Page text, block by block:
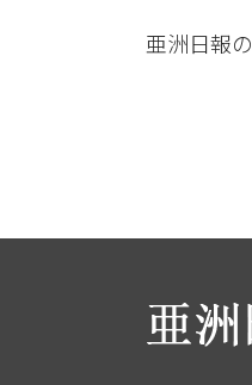
亜洲日報